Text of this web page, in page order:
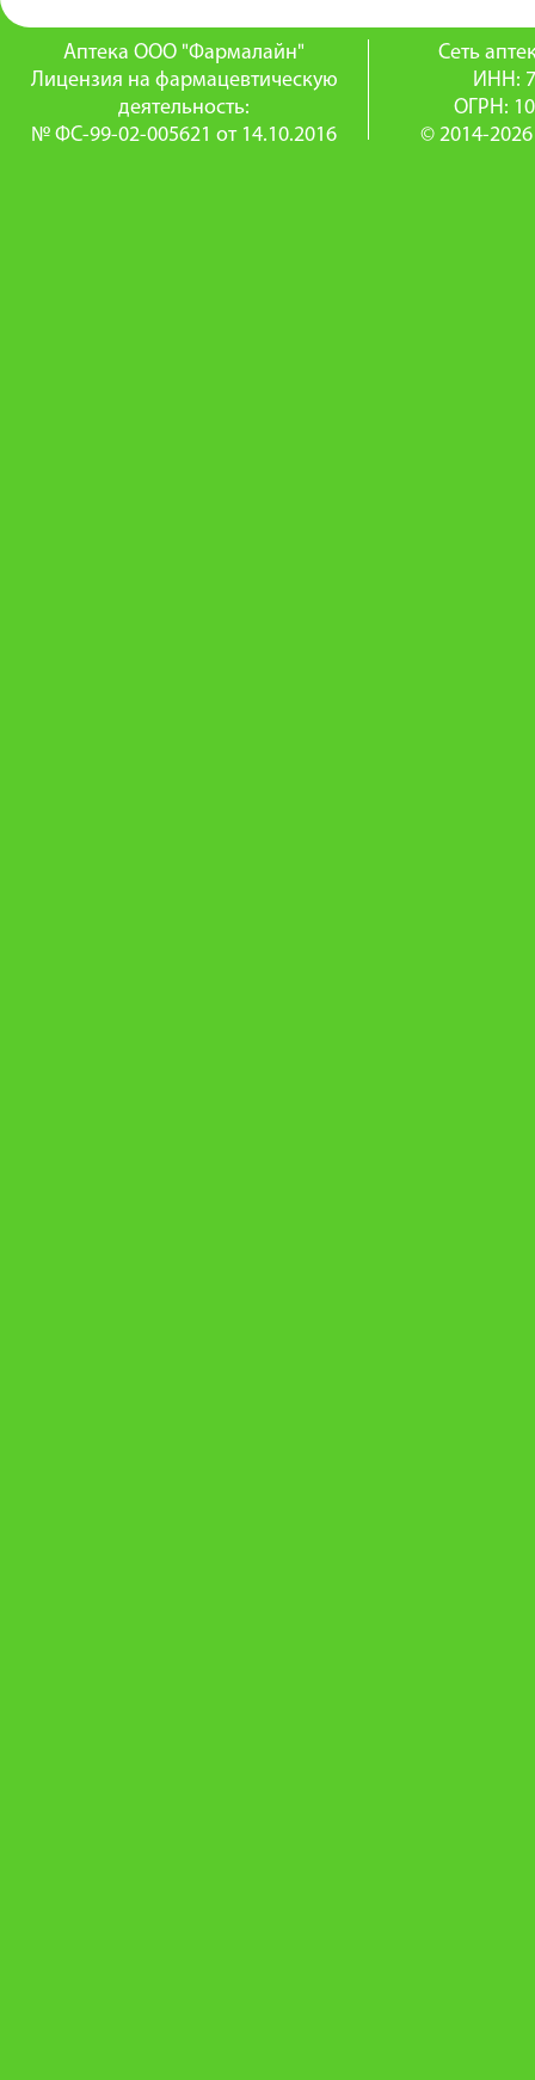
Аптека ООО "Фармалайн"
Лицензия на фармацевтическую
деятельность:
№ ФС-99-02-005621 от 14.10.2016
Сеть
ИНН:
ОГРН:
© 2014-